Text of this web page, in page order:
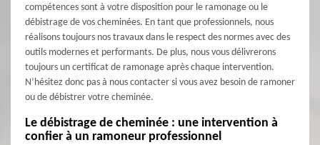
compétences sont à votre disposition pour le ramonage ou le
débistrage de vos cheminées. En tant que professionnels, nous
réalisons toujours nos travaux dans le respect des normes avec des
outils modernes et performants. De plus, nous vous délivrerons
toujours un certificat de ramonage après chaque intervention.
N’hésitez donc pas à nous contacter si vous avez besoin de ramoner
ou de débistrer votre cheminée.
Le débistrage de cheminée : une intervention à
confier à un ramoneur professionnel